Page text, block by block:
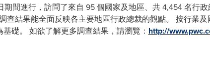
期間進行，訪問了來自 95 個國家及地區、共 4,454 名行
查結果能全面反映各主要地區行政總裁的觀點。 按行業
礎。 如欲了解更多調查結果，請瀏覽： http://